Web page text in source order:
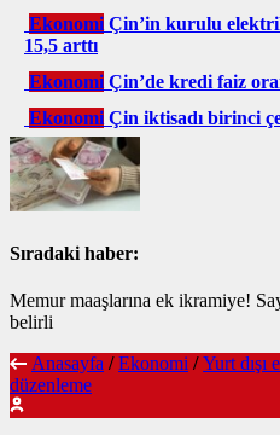
Ekonomi Çin’in kurulu
15,5 arttı
Ekonomi Çin’de kredi faiz
Ekonomi Çin iktisadı birinci
Sıradaki haber:
Memur maaşlarına ek ikramiye!
belirli
Anasayfa / Ekonomi / Yurt dışı
düzenleme